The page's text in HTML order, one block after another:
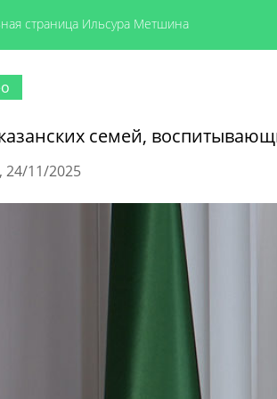
страница Ильсура Метшина
семей,
24/11/2025